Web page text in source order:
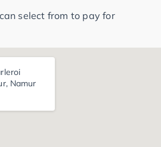
select from to pay for
Namur